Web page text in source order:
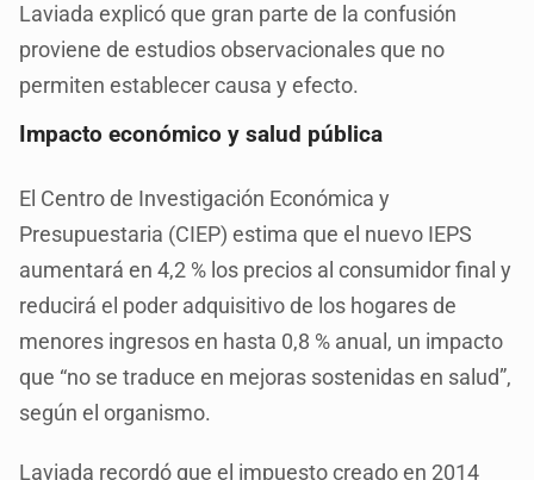
Laviada explicó que gran parte de la confusión
proviene de estudios observacionales que no
permiten establecer causa y efecto.
Impacto económico y salud pública
El Centro de Investigación Económica y
Presupuestaria (CIEP) estima que el nuevo IEPS
aumentará en 4,2 % los precios al consumidor final y
reducirá el poder adquisitivo de los hogares de
menores ingresos en hasta 0,8 % anual, un impacto
que “no se traduce en mejoras sostenidas en salud”,
según el organismo.
Laviada recordó que el impuesto creado en 2014